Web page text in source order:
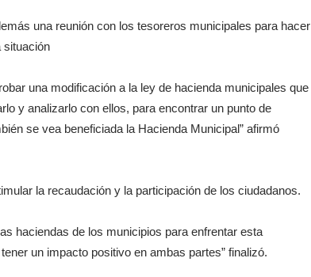
una reunión con los tesoreros municipales para hacer
situación
una modificación a la ley de hacienda municipales que
y analizarlo con ellos, para encontrar un punto de
se vea beneficiada la Hacienda Municipal” afirmó
la recaudación y la participación de los ciudadanos.
haciendas de los municipios para enfrentar esta
un impacto positivo en ambas partes” finalizó.